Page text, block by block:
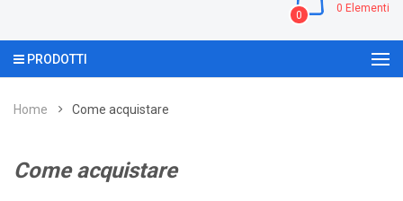
0 Elementi
0
PRODOTTI
Home Come acquistare
Come acquistare